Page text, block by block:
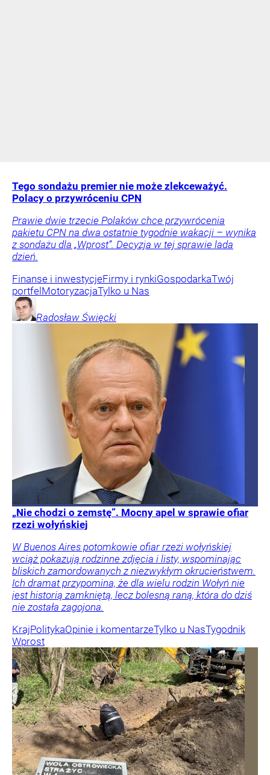
Tego sondażu premier nie może zlekceważyć.
Polacy o przywróceniu CPN
Prawie dwie trzecie Polaków chce przywrócenia
pakietu CPN na dwa ostatnie tygodnie wakacji – wynika
z sondażu dla „Wprost”. Decyzja w tej sprawie lada
dzień.
Finanse i inwestycjeFirmy i rynkiGospodarkaTwój
portfelMotoryzacjaTylko u Nas
Radosław Święcki
„Nie chodzi o zemstę”. Mocny apel w sprawie ofiar
rzezi wołyńskiej
W Buenos Aires potomkowie ofiar rzezi wołyńskiej
wciąż pokazują rodzinne zdjęcia i listy, wspominając
bliskich zamordowanych z niezwykłym okrucieństwem.
Ich dramat przypomina, że dla wielu rodzin Wołyń nie
jest historią zamkniętą, lecz bolesną raną, która do dziś
nie została zagojona.
KrajPolitykaOpinie i komentarzeTylko u NasTygodnik
Wprost